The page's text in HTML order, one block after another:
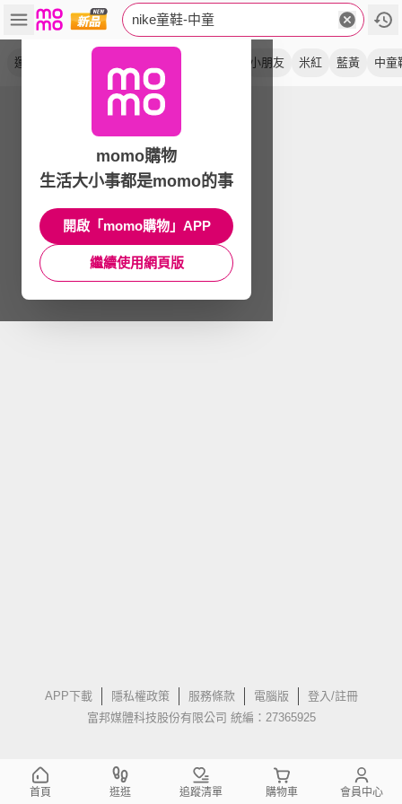
nike童鞋-中童
運動鞋 小朋友 米紅 藍黃 中童
APP下載 隱私權政策 服務條款 電腦版
登入/註冊
富邦媒體科技股份有限公司 統編：27365925
momo購物
生活大小事都是momo的事
開啟「momo購物」APP
繼續使用網頁版
首頁 逛逛 追蹤清單 購物車 會員中心